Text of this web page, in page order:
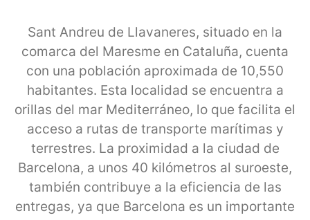
Sant Andreu de Llavaneres, situado en la
comarca del Maresme en Cataluña, cuenta
con una población aproximada de 10,550
habitantes. Esta localidad se encuentra a
orillas del mar Mediterráneo, lo que facilita el
acceso a rutas de transporte marítimas y
terrestres. La proximidad a la ciudad de
Barcelona, a unos 40 kilómetros al suroeste,
también contribuye a la eficiencia de las
entregas, ya que Barcelona es un importante